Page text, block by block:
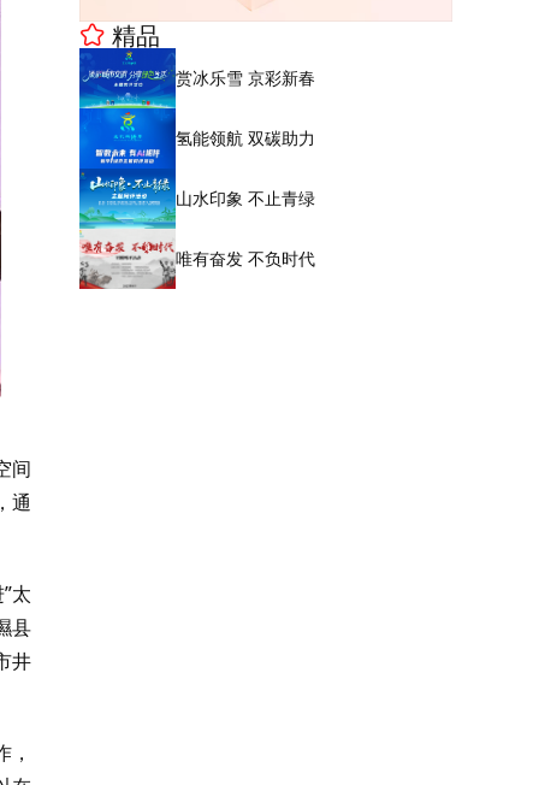
间
通
太
县
井
精品
赏冰乐雪 京彩新春
氢能领航 双碳助力
山水印象 不止青绿
唯有奋发 不负时代